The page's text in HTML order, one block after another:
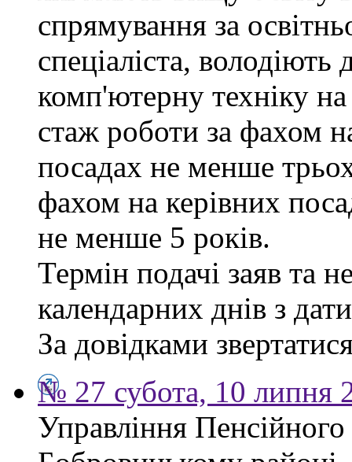
спрямування за
спеціаліста,
комп'ютерну техніку на
стаж роботи за фахом
посадах не менше
фахом на керівних
не менше 5 років.
Термін подачі заяв та
календарних днів з
За довідками
№ 27 субота, 10 липня
Управління